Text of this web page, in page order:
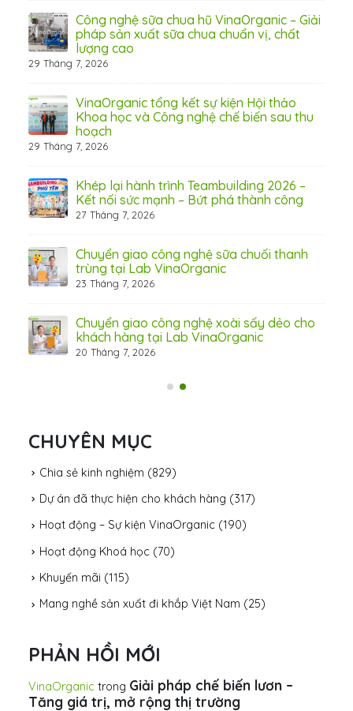
Công nghệ sữa chua hũ VinaOrganic – Giải
pháp sản xuất sữa chua chuẩn vị, chất
lượng cao
29 Tháng 7, 2026
VinaOrganic tổng kết sự kiện Hội thảo
Khoa học và Công nghệ chế biến sau thu
hoạch
29 Tháng 7, 2026
Khép lại hành trình Teambuilding 2026 –
Kết nối sức mạnh – Bứt phá thành công
27 Tháng 7, 2026
Chuyển giao công nghệ sữa chuối thanh
trùng tại Lab VinaOrganic
23 Tháng 7, 2026
Chuyển giao công nghệ xoài sấy dẻo cho
khách hàng tại Lab VinaOrganic
20 Tháng 7, 2026
CHUYÊN MỤC
Chia sẻ kinh nghiệm (829)
Dự án đã thực hiện cho khách hàng (317)
Hoạt động – Sự kiện VinaOrganic (190)
Hoạt động Khoá học (70)
Khuyến mãi (115)
Mang nghề sản xuất đi khắp Việt Nam (25)
PHẢN HỒI MỚI
VinaOrganic trong Giải pháp chế biến lươn –
Tăng giá trị, mở rộng thị trường